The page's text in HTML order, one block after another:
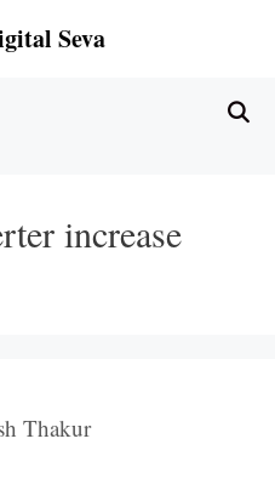
Seva
increase
Thakur